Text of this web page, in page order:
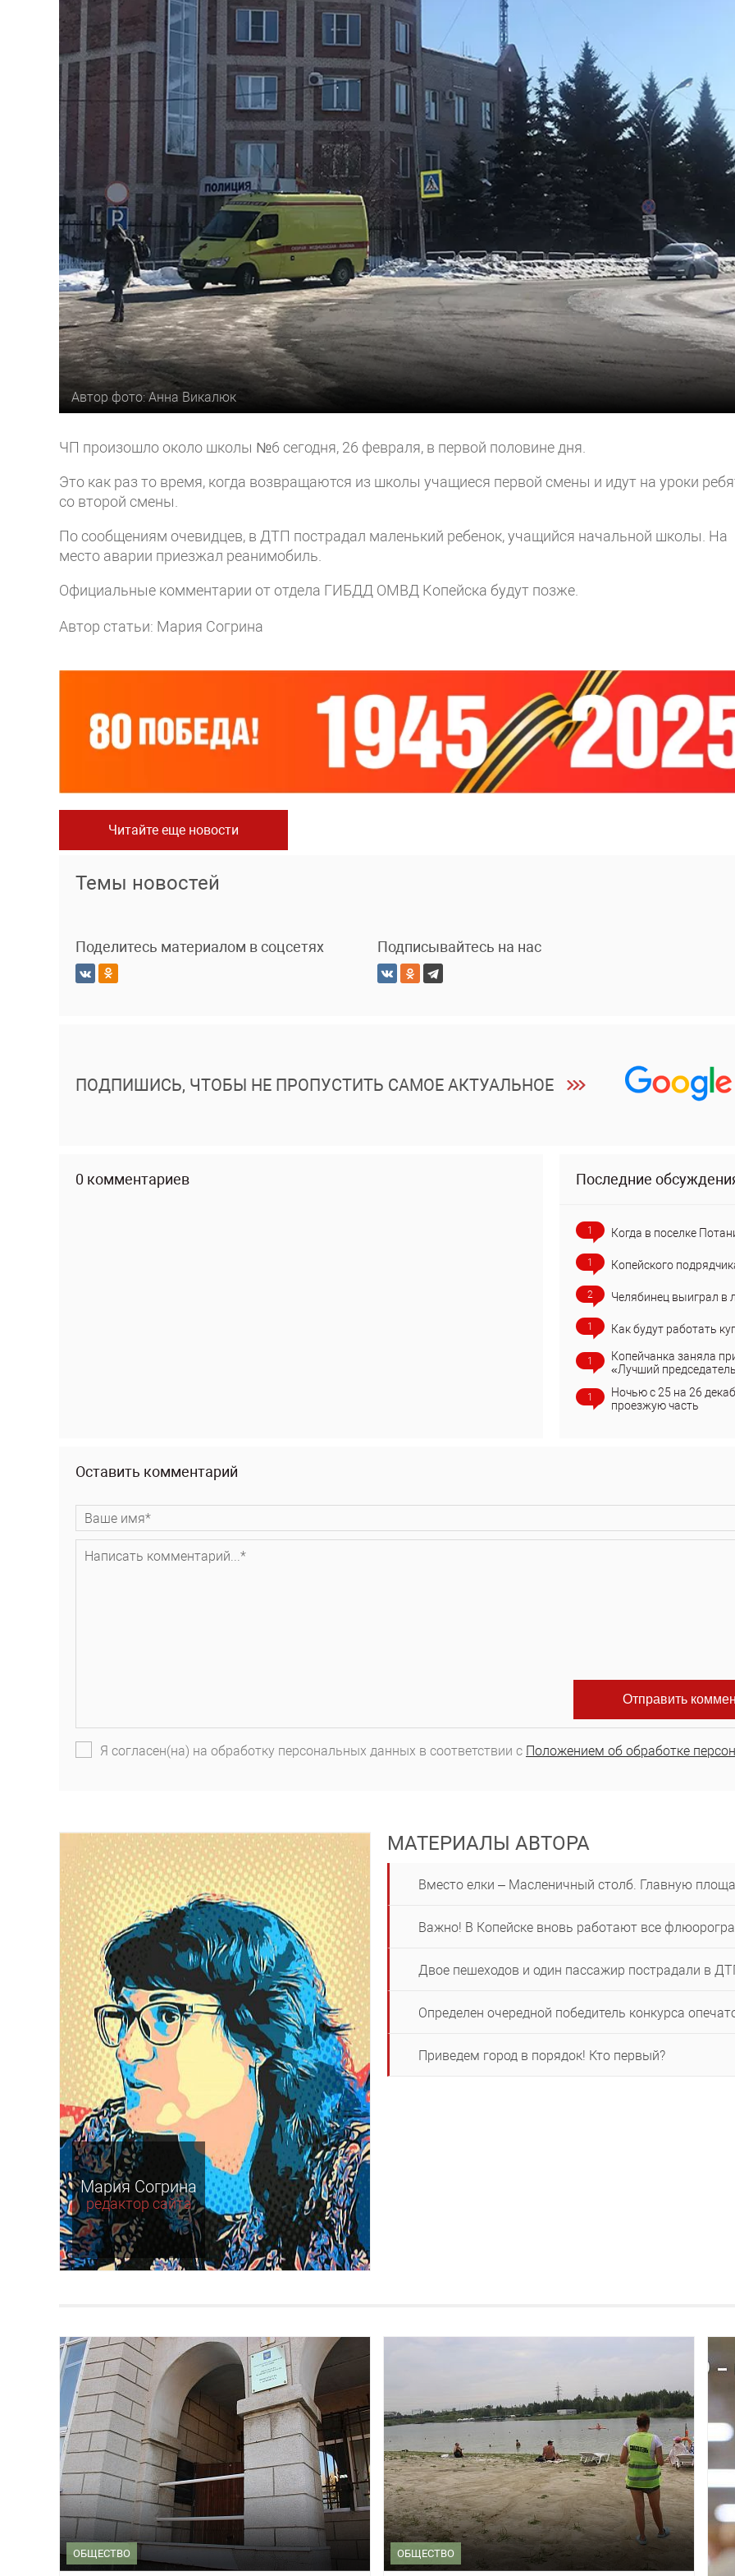
Автор фото: Анна Викалюк
ЧП произошло около школы №6 сегодня, 26 февраля, в первой половине дня.
Это как раз то время, когда возвращаются из школы учащиеся первой смены и идут на уроки
со второй смены.
По сообщениям очевидцев, в ДТП пострадал маленький ребенок, учащийся начальной школы. На
место аварии приезжал реанимобиль.
Официальные комментарии от отдела ГИБДД ОМВД Копейска будут позже.
Автор статьи: Мария Согрина
Читайте еще новости
Темы новостей
Поделитесь материалом в соцсетях Подписывайтесь на нас
ПОДПИШИСЬ, ЧТОБЫ НЕ ПРОПУСТИТЬ САМОЕ АКТУАЛЬНОЕ
0 комментариев Последние
1 Когда в поселке
1 Копейского
2 Челябинец выиграл в
1 Как будут работать
1
Копейчанка заняла
«Лучший
1
Ночью с 25 на 26
проезжую часть
Оставить комментарий
Я согласен(на) на обработку персональных данных в соответствии с Положением об обработке
Мария Согрина
редактор сайта
МАТЕРИАЛЫ АВТОРА
Вместо елки – Масленичный столб. Главную
Важно! В Копейске вновь работают все
Двое пешеходов и один пассажир пострадали в
Определен очередной победитель конкурса
Приведем город в порядок! Кто первый?
ОБЩЕСТВО ОБЩЕСТВО